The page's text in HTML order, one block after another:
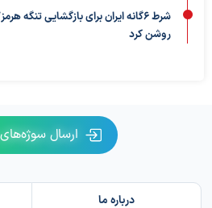
شرط ۶گانه ایران برای بازگشایی تنگه
روشن کرد
ارسال
درباره ما